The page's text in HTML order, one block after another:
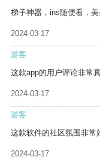
梯子神器，ins随便看，美
2024-03-17
游客
这款app的用户评论非常
2024-03-17
游客
这款软件的社区氛围非常
2024-03-17